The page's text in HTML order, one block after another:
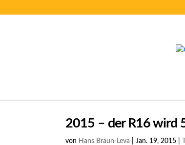
2015 – der R16 wird
von Hans Braun-Leva |Jan. 19, 2015